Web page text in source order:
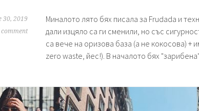
30, 2019
comment
Миналото лято бях писала за Frudada и
дали изцяло са ги сменили, но със
са вече на оризова база (а не кокосова) +
zero waste, йес!). В началото бях